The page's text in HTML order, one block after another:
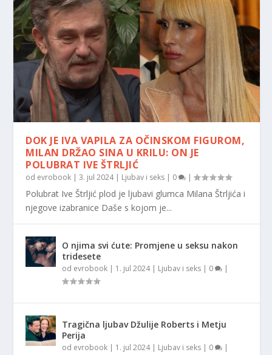
DOK JE IVA VAPILA ZA OČINSKOM FIGUROM,
MILAN DRŽAO SINA U KRILU: ON JE
POLUBRAT IVE ŠTRLJIĆ
od evrobook |3. jul 2024| Ljubav i seks | 0 |
Polubrat Ive Štrljić plod je ljubavi glumca Milana Štrljića i
njegove izabranice Daše s kojom je...
O njima svi ćute: Promjene u seksu nakon
tridesete
od evrobook | 1. jul 2024| Ljubav i seks | 0 |
Tragična ljubav Džulije Roberts i Metju
Perija
od evrobook | 1. jul 2024| Ljubav i seks | 0 |